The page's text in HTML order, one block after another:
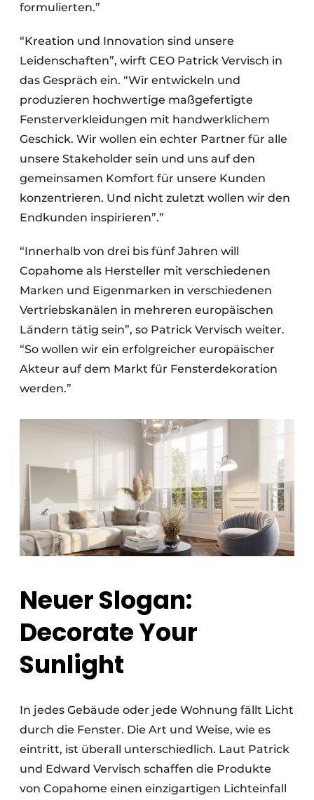
formulierten.”
“Kreation und Innovation sind unsere
Leidenschaften”, wirft CEO Patrick Vervisch in
das Gespräch ein. “Wir entwickeln und
produzieren hochwertige maßgefertigte
Fensterverkleidungen mit handwerklichem
Geschick. Wir wollen ein echter Partner für alle
unsere Stakeholder sein und uns auf den
gemeinsamen Komfort für unsere Kunden
konzentrieren. Und nicht zuletzt wollen wir den
Endkunden inspirieren”.”
“Innerhalb von drei bis fünf Jahren will
Copahome als Hersteller mit verschiedenen
Marken und Eigenmarken in verschiedenen
Vertriebskanälen in mehreren europäischen
Ländern tätig sein”, so Patrick Vervisch weiter.
“So wollen wir ein erfolgreicher europäischer
Akteur auf dem Markt für Fensterdekoration
werden.”
Neuer Slogan:
Decorate Your
Sunlight
In jedes Gebäude oder jede Wohnung fällt Licht
durch die Fenster. Die Art und Weise, wie es
eintritt, ist überall unterschiedlich. Laut Patrick
und Edward Vervisch schaffen die Produkte
von Copahome einen einzigartigen Lichteinfall